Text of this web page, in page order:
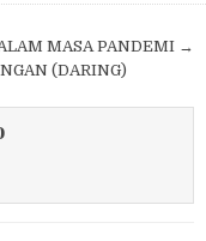
MASA PANDEMI →
(DARING)